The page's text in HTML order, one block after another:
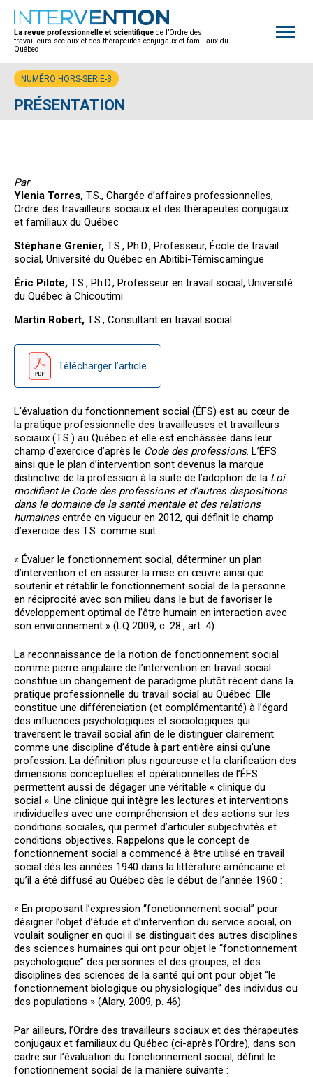
La revue professionnelle et scientifique de l’Ordre des
travailleurs sociaux et des thérapeutes conjugaux et familiaux du
Québec
site
NUMÉRO HORS-SERIE-3
PRÉSENTATION
Par
Ylenia Torres, T.S., Chargée d’affaires professionnelles,
Ordre des travailleurs sociaux et des thérapeutes conjugaux
et familiaux du Québec
Stéphane Grenier, T.S., Ph.D., Professeur, École de travail
social, Université du Québec en Abitibi-Témiscamingue
Éric Pilote, T.S., Ph.D., Professeur en travail social, Université
du Québec à Chicoutimi
Martin Robert, T.S., Consultant en travail social
Télécharger l’article
L’évaluation du fonctionnement social (ÉFS) est au cœur de
la pratique professionnelle des travailleuses et travailleurs
sociaux (T.S.) au Québec et elle est enchâssée dans leur
champ d’exercice d’après le Code des professions. L’ÉFS
ainsi que le plan d’intervention sont devenus la marque
distinctive de la profession à la suite de l’adoption de la Loi
modifiant le Code des professions et d’autres dispositions
dans le domaine de la santé mentale et des relations
humainesentrée en vigueur en 2012, qui définit le champ
d’exercice des T.S. comme suit :
« Évaluer le fonctionnement social, déterminer un plan
d’intervention et en assurer la mise en œuvre ainsi que
soutenir et rétablir le fonctionnement social de la personne
en réciprocité avec son milieu dans le but de favoriser le
développement optimal de l’être humain en interaction avec
son environnement » (LQ 2009, c. 28., art. 4).
La reconnaissance de la notion de fonctionnement social
comme pierre angulaire de l’intervention en travail social
constitue un changement de paradigme plutôt récent dans la
pratique professionnelle du travail social au Québec. Elle
constitue une différenciation (et complémentarité) à l’égard
des influences psychologiques et sociologiques qui
traversent le travail social afin de le distinguer clairement
comme une discipline d’étude à part entière ainsi qu’une
profession. La définition plus rigoureuse et la clarification des
dimensions conceptuelles et opérationnelles de l’ÉFS
permettent aussi de dégager une véritable « clinique du
social ». Une clinique qui intègre les lectures et interventions
individuelles avec une compréhension et des actions sur les
conditions sociales, qui permet d’articuler subjectivités et
conditions objectives. Rappelons que le concept de
fonctionnement social a commencé à être utilisé en travail
social dès les années 1940 dans la littérature américaine et
qu’il a été diffusé au Québec dès le début de l’année 1960 :
« En proposant l’expression “fonctionnement social” pour
désigner l’objet d’étude et d’intervention du service social, on
voulait souligner en quoi il se distinguait des autres disciplines
des sciences humaines qui ont pour objet le “fonctionnement
psychologique” des personnes et des groupes, et des
disciplines des sciences de la santé qui ont pour objet “le
fonctionnement biologique ou physiologique” des individus ou
des populations » (Alary, 2009, p. 46).
Par ailleurs, l’Ordre des travailleurs sociaux et des thérapeutes
conjugaux et familiaux du Québec (ci-après l’Ordre), dans son
cadre sur l’évaluation du fonctionnement social, définit le
fonctionnement social de la manière suivante :